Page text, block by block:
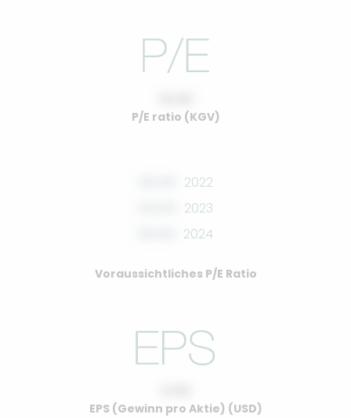
P/E ratio (KGV)
2022
2023
2024
Voraussichtliches P/E Ratio
EPS (Gewinn pro Aktie) (USD)